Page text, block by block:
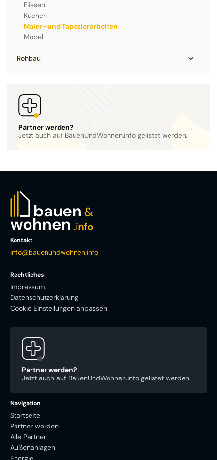
Fliesen
Küchen
Maler- und Tapezierarbeiten
Möbel
Rohbau
Partner werden?
Jetzt auch auf BauenUndWohnen.info gelistet werden.
Kontakt
info@bauenundwohnen.info
Rechtliches
Impressum
Datenschutzerklärung
Cookie Einstellungen anpassen
Partner werden?
Jetzt auch auf BauenUndWohnen.info gelistet werden.
Navigation
Startseite
Partner werden
Alle Partner
Außenanlagen
Energie